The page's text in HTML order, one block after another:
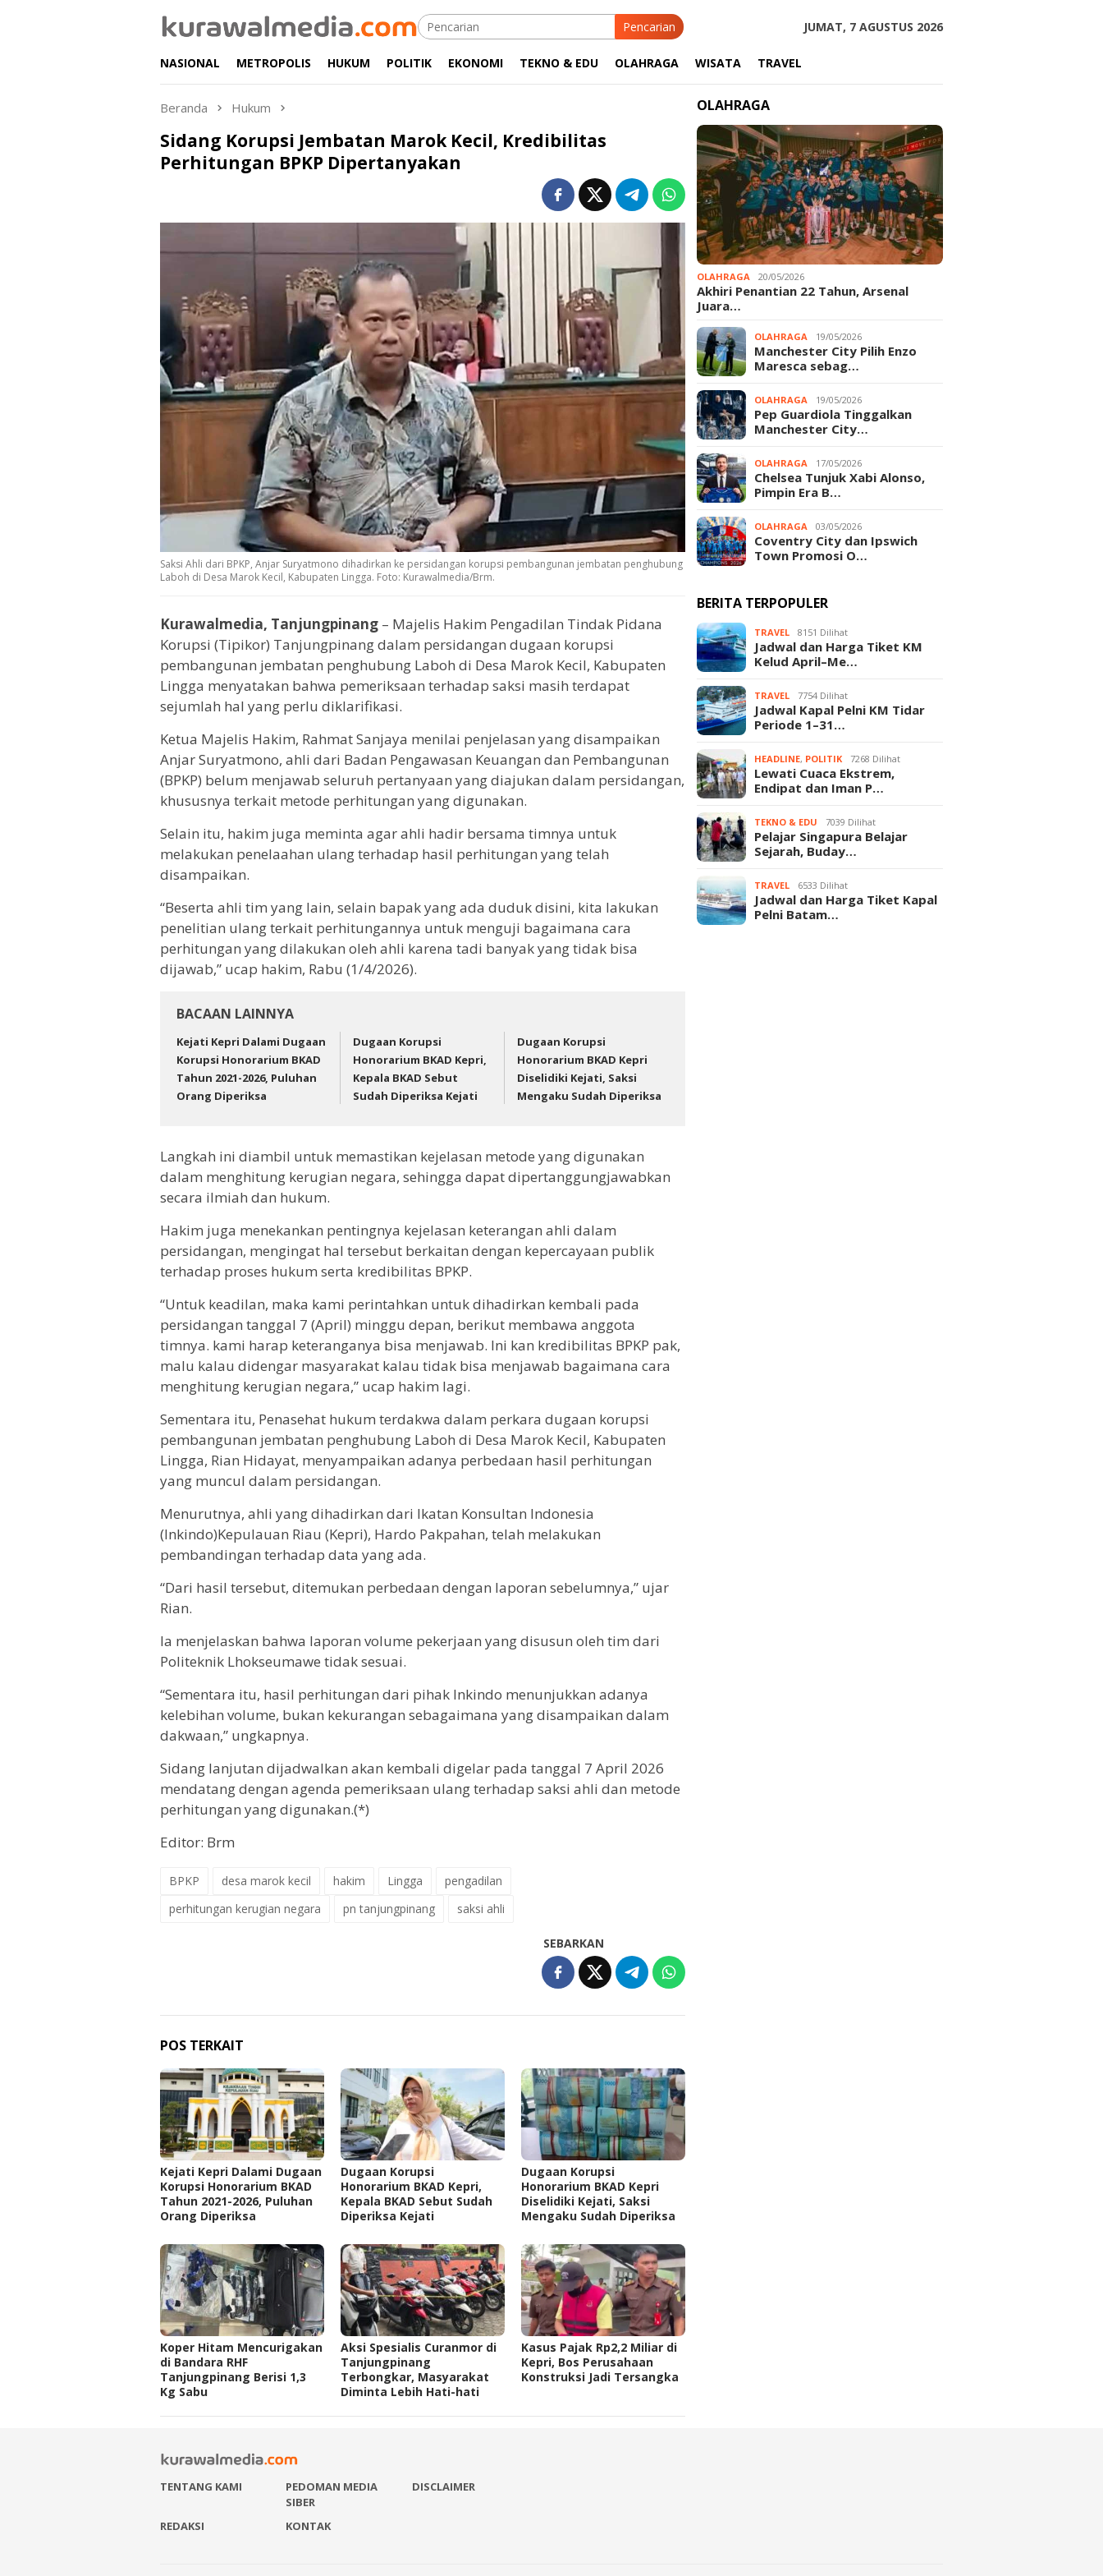
Pencarian JUMAT, 7 AGUSTUS 2026
NASIONAL METROPOLIS HUKUM POLITIK EKONOMI TEKNO & EDU OLAHRAGA WISATA TRAVEL
Beranda Hukum
Sidang Korupsi Jembatan Marok Kecil, Kredibilitas
Perhitungan BPKP Dipertanyakan
Saksi Ahli dari BPKP, Anjar Suryatmono dihadirkan ke persidangan korupsi pembangunan jembatan penghubung
Laboh di Desa Marok Kecil, Kabupaten Lingga. Foto: Kurawalmedia/Brm.
Kurawalmedia, Tanjungpinang – Majelis Hakim Pengadilan Tindak Pidana
Korupsi (Tipikor) Tanjungpinang dalam persidangan dugaan korupsi
pembangunan jembatan penghubung Laboh di Desa Marok Kecil, Kabupaten
Lingga menyatakan bahwa pemeriksaan terhadap saksi masih terdapat
sejumlah hal yang perlu diklarifikasi.
Ketua Majelis Hakim, Rahmat Sanjaya menilai penjelasan yang disampaikan
Anjar Suryatmono, ahli dari Badan Pengawasan Keuangan dan Pembangunan
(BPKP) belum menjawab seluruh pertanyaan yang diajukan dalam persidangan,
khususnya terkait metode perhitungan yang digunakan.
Selain itu, hakim juga meminta agar ahli hadir bersama timnya untuk
melakukan penelaahan ulang terhadap hasil perhitungan yang telah
disampaikan.
“Beserta ahli tim yang lain, selain bapak yang ada duduk disini, kita lakukan
penelitian ulang terkait perhitungannya untuk menguji bagaimana cara
perhitungan yang dilakukan oleh ahli karena tadi banyak yang tidak bisa
dijawab,” ucap hakim, Rabu (1/4/2026).
BACAAN LAINNYA
Kejati Kepri Dalami Dugaan
Korupsi Honorarium BKAD
Tahun 2021-2026, Puluhan
Orang Diperiksa
Dugaan Korupsi
Honorarium BKAD Kepri,
Kepala BKAD Sebut
Sudah Diperiksa Kejati
Dugaan Korupsi
Honorarium BKAD Kepri
Diselidiki Kejati, Saksi
Mengaku Sudah Diperiksa
Langkah ini diambil untuk memastikan kejelasan metode yang digunakan
dalam menghitung kerugian negara, sehingga dapat dipertanggungjawabkan
secara ilmiah dan hukum.
Hakim juga menekankan pentingnya kejelasan keterangan ahli dalam
persidangan, mengingat hal tersebut berkaitan dengan kepercayaan publik
terhadap proses hukum serta kredibilitas BPKP.
“Untuk keadilan, maka kami perintahkan untuk dihadirkan kembali pada
persidangan tanggal 7 (April) minggu depan, berikut membawa anggota
timnya. kami harap keteranganya bisa menjawab. Ini kan kredibilitas BPKP pak,
malu kalau didengar masyarakat kalau tidak bisa menjawab bagaimana cara
menghitung kerugian negara,” ucap hakim lagi.
Sementara itu, Penasehat hukum terdakwa dalam perkara dugaan korupsi
pembangunan jembatan penghubung Laboh di Desa Marok Kecil, Kabupaten
Lingga, Rian Hidayat, menyampaikan adanya perbedaan hasil perhitungan
yang muncul dalam persidangan.
Menurutnya, ahli yang dihadirkan dari Ikatan Konsultan Indonesia
(Inkindo)Kepulauan Riau (Kepri), Hardo Pakpahan, telah melakukan
pembandingan terhadap data yang ada.
“Dari hasil tersebut, ditemukan perbedaan dengan laporan sebelumnya,” ujar
Rian.
Ia menjelaskan bahwa laporan volume pekerjaan yang disusun oleh tim dari
Politeknik Lhokseumawe tidak sesuai.
“Sementara itu, hasil perhitungan dari pihak Inkindo menunjukkan adanya
kelebihan volume, bukan kekurangan sebagaimana yang disampaikan dalam
dakwaan,” ungkapnya.
Sidang lanjutan dijadwalkan akan kembali digelar pada tanggal 7 April 2026
mendatang dengan agenda pemeriksaan ulang terhadap saksi ahli dan metode
perhitungan yang digunakan.(*)
Editor: Brm
BPKP desa marok kecil hakim Lingga
pengadilan
perhitungan kerugian negara
pn tanjungpinang saksi ahli
SEBARKAN
POS TERKAIT
Kejati Kepri Dalami Dugaan
Korupsi Honorarium BKAD
Tahun 2021-2026, Puluhan
Orang Diperiksa
Dugaan Korupsi
Honorarium BKAD Kepri,
Kepala BKAD Sebut Sudah
Diperiksa Kejati
Dugaan Korupsi
Honorarium BKAD Kepri
Diselidiki Kejati, Saksi
Mengaku Sudah Diperiksa
Koper Hitam Mencurigakan
di Bandara RHF
Tanjungpinang Berisi 1,3
Kg Sabu
Aksi Spesialis Curanmor di
Tanjungpinang
Terbongkar, Masyarakat
Diminta Lebih Hati-hati
Kasus Pajak Rp2,2 Miliar di
Kepri, Bos Perusahaan
Konstruksi Jadi Tersangka
OLAHRAGA
OLAHRAGA 20/05/2026
Akhiri Penantian 22 Tahun, Arsenal
Juara…
OLAHRAGA 19/05/2026
Manchester City Pilih Enzo
Maresca sebag…
OLAHRAGA 19/05/2026
Pep Guardiola Tinggalkan
Manchester City…
OLAHRAGA 17/05/2026
Chelsea Tunjuk Xabi Alonso,
Pimpin Era B…
OLAHRAGA 03/05/2026
Coventry City dan Ipswich
Town Promosi O…
BERITA TERPOPULER
TRAVEL 8151 Dilihat
Jadwal dan Harga Tiket KM
Kelud April–Me…
TRAVEL 7754 Dilihat
Jadwal Kapal Pelni KM Tidar
Periode 1–31…
HEADLINE, POLITIK 7268 Dilihat
Lewati Cuaca Ekstrem,
Endipat dan Iman P…
TEKNO & EDU 7039 Dilihat
Pelajar Singapura Belajar
Sejarah, Buday…
TRAVEL 6533 Dilihat
Jadwal dan Harga Tiket Kapal
Pelni Batam…
TENTANG KAMI
PEDOMAN MEDIA
SIBER
DISCLAIMER
REDAKSI KONTAK